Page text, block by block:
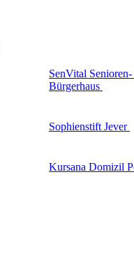
SenVital
Bürgerhaus
Sophienstift Jever
Kursana Domizil